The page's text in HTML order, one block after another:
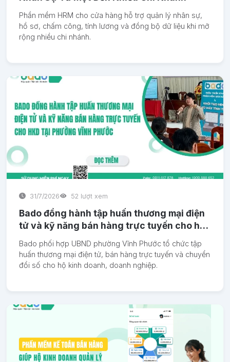
Phần mềm HRM cho cửa hàng hỗ trợ quản lý nhân sự,
hồ sơ, chấm công, tính lương và đồng bộ dữ liệu khi mở
rộng nhiều chi nhánh.
31/7/2026 52 lượt xem
Bado đồng hành tập huấn thương mại điện
tử và kỹ năng bán hàng trực tuyến cho hộ
kinh doanh tại phường Vĩnh Phước
Bado phối hợp UBND phường Vĩnh Phước tổ chức tập
huấn thương mại điện tử, bán hàng trực tuyến và chuyển
đổi số cho hộ kinh doanh, doanh nghiệp.